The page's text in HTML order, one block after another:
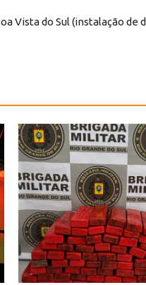
Vista do Sul (instalação